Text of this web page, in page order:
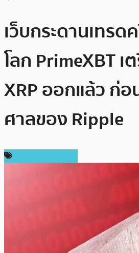
เว็บกระดานเทรด
โลก PrimeXBT
XRP ออกแล้ว ก่
ศาลของ Ripple